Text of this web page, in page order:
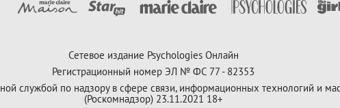
Сетевое издание Psychologies Онлайн
Регистрационный номер ЭЛ № ФС 77 - 82353
службой по надзору в сфере связи, информационных технологий и
(Роскомнадзор) 23.11.2021 18+